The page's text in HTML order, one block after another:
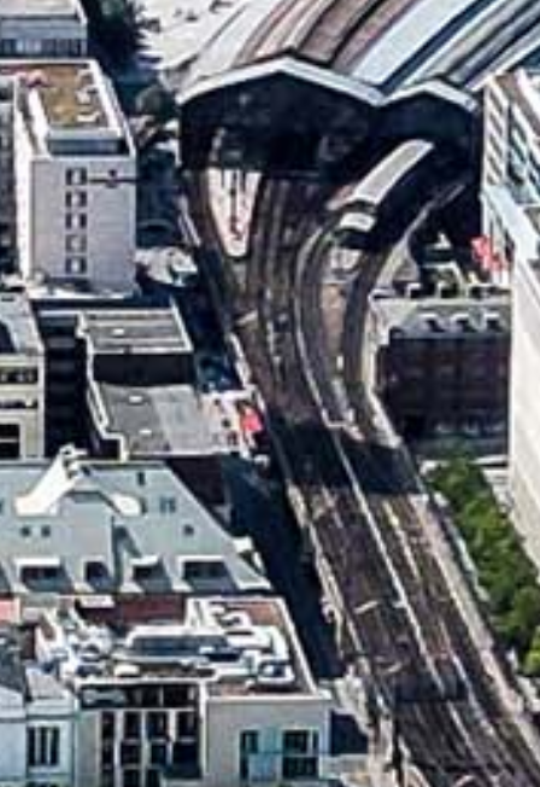
www.maerzrevolution.de
HELFEN HELFEN
Teilen via...
Kommentare (0 Stück)
500Zeichen übrig
Eintragen